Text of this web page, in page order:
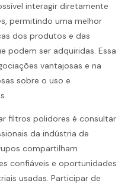
interagir diretamente
permitindo uma melhor
dos produtos e das
podem ser adquiridas. Essa
vantajosas e na
sobre o uso e
filtros polidores é consultar
da indústria de
compartilham
confiáveis e oportunidades
usadas. Participar de